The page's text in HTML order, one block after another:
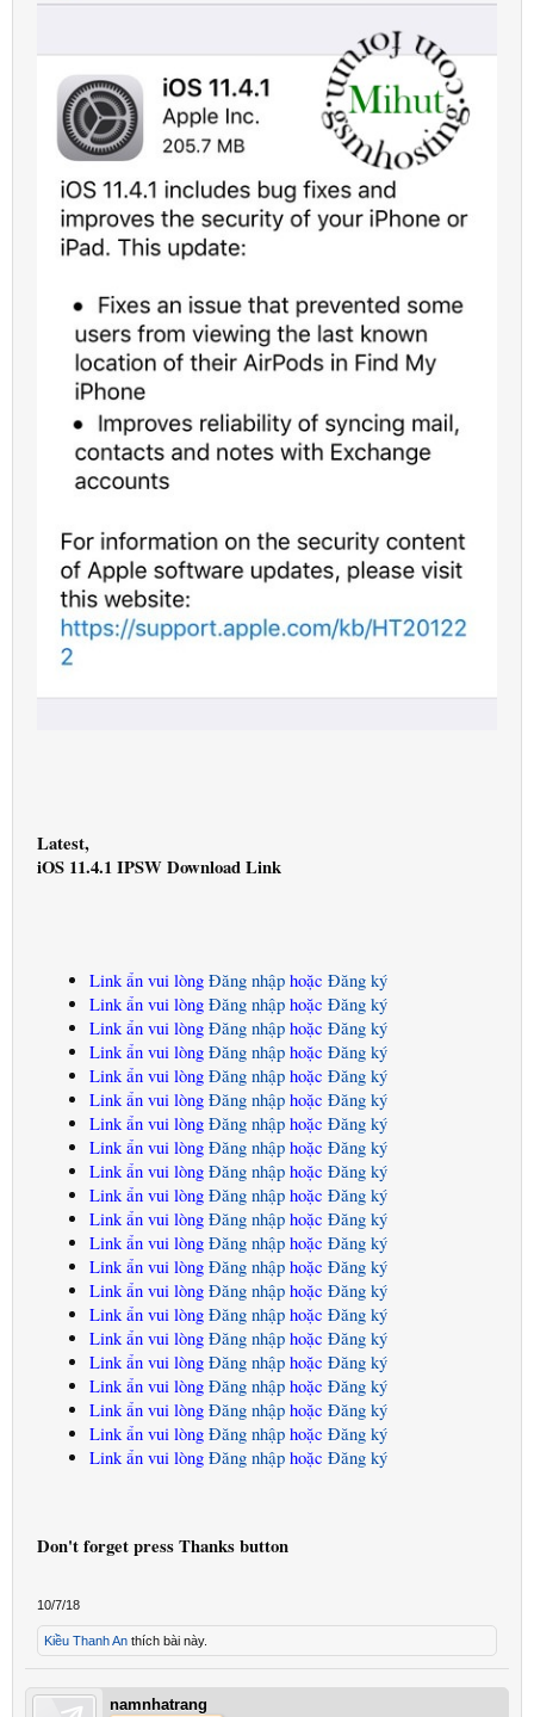
Latest,
iOS 11.4.1 IPSW Download Link
Link ẩn vui lòng Đăng nhập hoặc Đăng ký
Link ẩn vui lòng Đăng nhập hoặc Đăng ký
Link ẩn vui lòng Đăng nhập hoặc Đăng ký
Link ẩn vui lòng Đăng nhập hoặc Đăng ký
Link ẩn vui lòng Đăng nhập hoặc Đăng ký
Link ẩn vui lòng Đăng nhập hoặc Đăng ký
Link ẩn vui lòng Đăng nhập hoặc Đăng ký
Link ẩn vui lòng Đăng nhập hoặc Đăng ký
Link ẩn vui lòng Đăng nhập hoặc Đăng ký
Link ẩn vui lòng Đăng nhập hoặc Đăng ký
Link ẩn vui lòng Đăng nhập hoặc Đăng ký
Link ẩn vui lòng Đăng nhập hoặc Đăng ký
Link ẩn vui lòng Đăng nhập hoặc Đăng ký
Link ẩn vui lòng Đăng nhập hoặc Đăng ký
Link ẩn vui lòng Đăng nhập hoặc Đăng ký
Link ẩn vui lòng Đăng nhập hoặc Đăng ký
Link ẩn vui lòng Đăng nhập hoặc Đăng ký
Link ẩn vui lòng Đăng nhập hoặc Đăng ký
Link ẩn vui lòng Đăng nhập hoặc Đăng ký
Link ẩn vui lòng Đăng nhập hoặc Đăng ký
Link ẩn vui lòng Đăng nhập hoặc Đăng ký
Don't forget press Thanks button
10/7/18
Kiều Thanh An thích bài này.
namnhatrang